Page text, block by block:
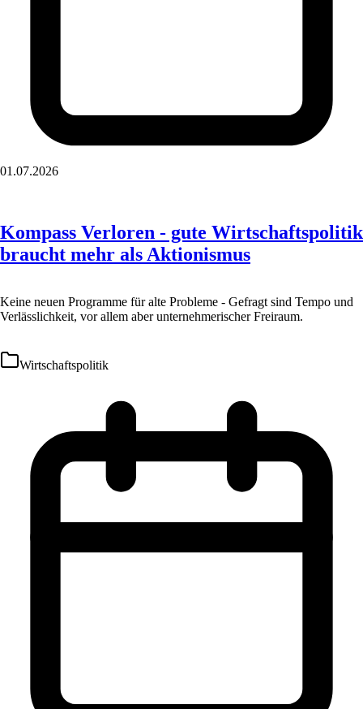
01.07.2026
Kompass Verloren - gute Wirtschaftspolitik
braucht mehr als Aktionismus
Keine neuen Programme für alte Probleme - Gefragt sind Tempo und
Verlässlichkeit, vor allem aber unternehmerischer Freiraum.
Wirtschaftspolitik